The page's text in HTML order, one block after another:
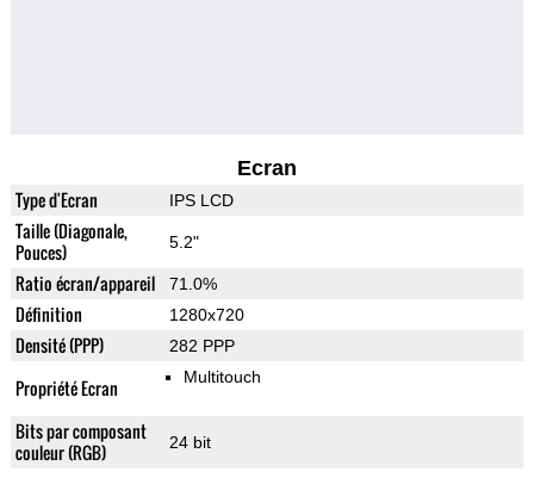
Ecran
Type d'Ecran IPS LCD
Taille (Diagonale,
Pouces)
5.2"
Ratio écran/appareil 71.0%
Définition 1280x720
Densité (PPP) 282 PPP
Propriété Ecran Multitouch
Bits par composant
couleur (RGB)
24 bit